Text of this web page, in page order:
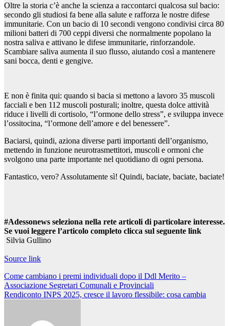
Oltre la storia c’è anche la scienza a raccontarci qualcosa sul bacio:
secondo gli studiosi fa bene alla salute e rafforza le nostre difese
immunitarie. Con un bacio di 10 secondi vengono condivisi circa 80
milioni batteri di 700 ceppi diversi che normalmente popolano la
nostra saliva e attivano le difese immunitarie, rinforzandole.
Scambiare saliva aumenta il suo flusso, aiutando così a mantenere
sani bocca, denti e gengive.
E non è finita qui: quando si bacia si mettono a lavoro 35 muscoli
facciali e ben 112 muscoli posturali; inoltre, questa dolce attività
riduce i livelli di cortisolo, “l’ormone dello stress”, e sviluppa invece
l’ossitocina, “l’ormone dell’amore e del benessere”.
Baciarsi, quindi, aziona diverse parti importanti dell’organismo,
mettendo in funzione neurotrasmettitori, muscoli e ormoni che
svolgono una parte importante nel quotidiano di ogni persona.
Fantastico, vero? Assolutamente sì! Quindi, baciate, baciate, baciate!
#Adessonews seleziona nella rete articoli di particolare interesse.
Se vuoi leggere l’articolo completo clicca sul seguente link
Silvia Gullino
Source link
Navigazione
articoli
Come cambiano i premi individuali dopo il Ddl Merito –
Associazione Segretari Comunali e Provinciali
Rendiconto INPS 2025, cresce il lavoro flessibile: cosa cambia